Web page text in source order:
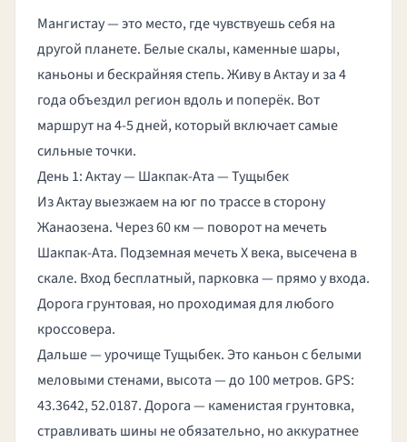
Мангистау — это место, где чувствуешь себя на
другой планете. Белые скалы, каменные шары,
каньоны и бескрайняя степь. Живу в Актау и за 4
года объездил регион вдоль и поперёк. Вот
маршрут на 4-5 дней, который включает самые
сильные точки.
День 1: Актау — Шакпак-Ата — Тущыбек
Из Актау выезжаем на юг по трассе в сторону
Жанаозена. Через 60 км — поворот на мечеть
Шакпак-Ата. Подземная мечеть X века, высечена в
скале. Вход бесплатный, парковка — прямо у входа.
Дорога грунтовая, но проходимая для любого
кроссовера.
Дальше — урочище Тущыбек. Это каньон с белыми
меловыми стенами, высота — до 100 метров. GPS:
43.3642, 52.0187. Дорога — каменистая грунтовка,
стравливать шины не обязательно, но аккуратнее